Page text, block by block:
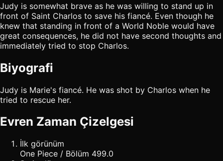
Judy is somewhat brave as he was willing to stand up in
front of Saint Charlos to save his fiancé. Even though he
knew that standing in front of a World Noble would have
great consequences, he did not have second thoughts and
immediately tried to stop Charlos.
Biyografi
Judy is Marie's fiancé. He was shot by Charlos when he
tried to rescue her.
Evren Zaman Çizelgesi
İlk görünüm
One Piece / Bölüm 499.0